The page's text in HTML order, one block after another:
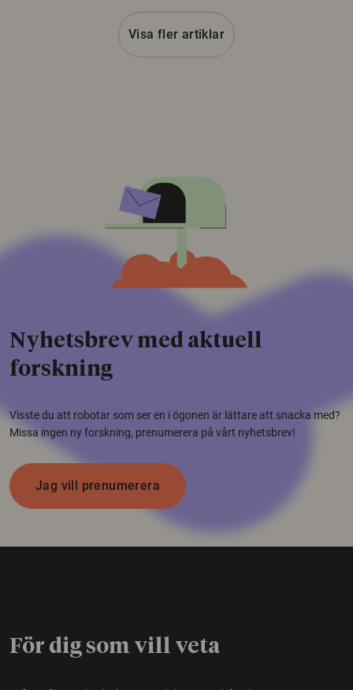
Visa fler artiklar
Nyhetsbrev med aktuell
forskning
Visste du att robotar som ser en i ögonen är lättare att snacka med?
Missa ingen ny forskning, prenumerera på vårt nyhetsbrev!
Jag vill prenumerera
För dig som vill veta